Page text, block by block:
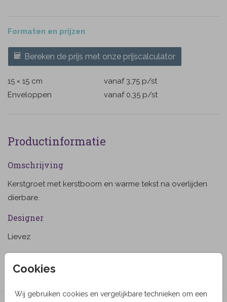
Cookies
Wij gebruiken cookies en vergelijkbare technieken om een
Formaten en prijzen
Bereken de prijs met onze prijscalculator
15 × 15 cm vanaf 3,75 p/st
Enveloppen
vanaf 0,35 p/st
Productinformatie
Omschrijving
Kerstgroet met kerstboom en warme tekst na overlijden
dierbare.
Designer
Lievez
Collectie
Wenskaarten